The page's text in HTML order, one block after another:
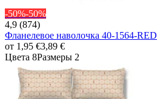
-50%-50%
4,9 (874)
Фланелевое наволочка 40-1564-RED
от 1,95 €3,89 €
Цвета 8Размеры 2